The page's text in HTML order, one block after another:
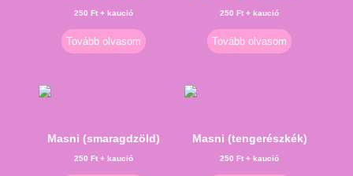
250 Ft + kaució
Tovább olvasom
250 Ft + kaució
Tovább olvasom
Masni (smaragdzöld)
250 Ft + kaució
Masni (tengerészkék)
250 Ft + kaució